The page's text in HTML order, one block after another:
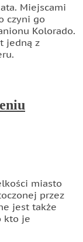
Miejscami
czyni go
Kolorado.
jedną z
miasto
przez
jest także
kto je